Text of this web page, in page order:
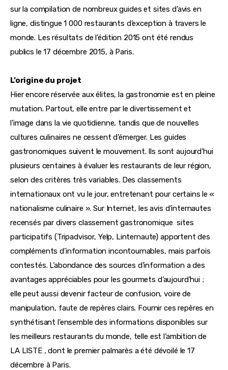
sur la compilation de nombreux guides et sites d’avis en
ligne, distingue 1 000 restaurants d’exception à travers le
monde. Les résultats de l’édition 2015 ont été rendus
publics le 17 décembre 2015, à Paris.
L’origine du projet
Hier encore réservée aux élites, la gastronomie est en pleine
mutation. Partout, elle entre par le divertissement et
l’image dans la vie quotidienne, tandis que de nouvelles
cultures culinaires ne cessent d’émerger. Les guides
gastronomiques suivent le mouvement. Ils sont aujourd’hui
plusieurs centaines à évaluer les restaurants de leur région,
selon des critères très variables. Des classements
internationaux ont vu le jour, entretenant pour certains le «
nationalisme culinaire ». Sur Internet, les avis d’internautes
recensés par divers classement gastronomique  sites
participatifs (Tripadvisor, Yelp, Linternaute) apportent des
compléments d’information incontournables, mais parfois
contestés. L’abondance des sources d’information a des
avantages appréciables pour les gourmets d’aujourd’hui ;
elle peut aussi devenir facteur de confusion, voire de
manipulation, faute de repères clairs. Fournir ces repères en
synthétisant l’ensemble des informations disponibles sur
les meilleurs restaurants du monde, telle est l’ambition de
LA LISTE , dont le premier palmarès a été dévoilé le 17
décembre à Paris.